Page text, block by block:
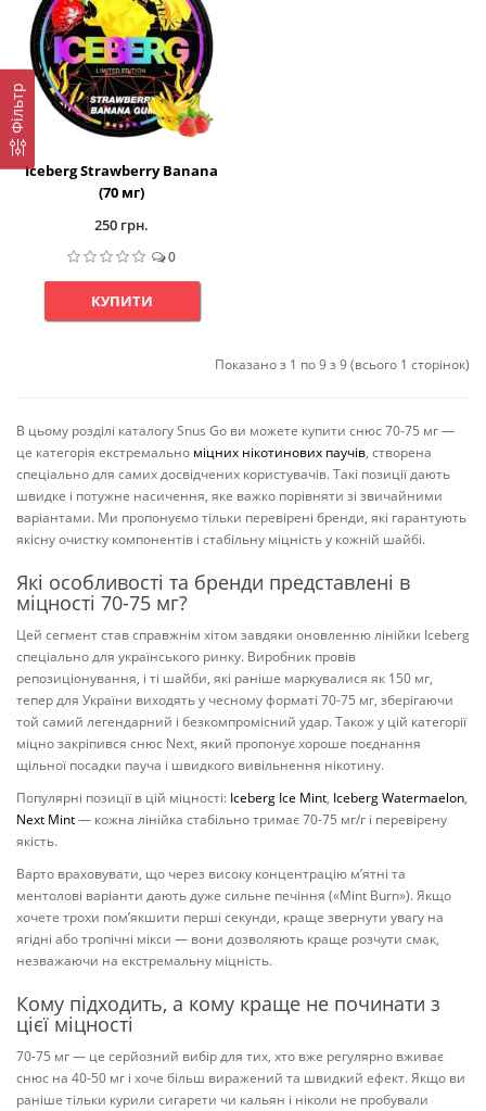
Фільтр
Iceberg Strawberry Banana
(70 мг)
250 грн.
0
КУПИТИ
Показано з 1 по 9 з 9 (всього 1 сторінок)
В цьому розділі каталогу Snus Go ви можете купити снюс 70-75 мг —
це категорія екстремально міцних нікотинових паучів, створена
спеціально для самих досвідчених користувачів. Такі позиції дають
швидке і потужне насичення, яке важко порівняти зі звичайними
варіантами. Ми пропонуємо тільки перевірені бренди, які гарантують
якісну очистку компонентів і стабільну міцність у кожній шайбі.
Які особливості та бренди представлені в
міцності 70-75 мг?
Цей сегмент став справжнім хітом завдяки оновленню лінійки Iceberg
спеціально для українського ринку. Виробник провів
репозиціонування, і ті шайби, які раніше маркувалися як 150 мг,
тепер для України виходять у чесному форматі 70-75 мг, зберігаючи
той самий легендарний і безкомпромісний удар. Також у цій категорії
міцно закріпився снюс Next, який пропонує хороше поєднання
щільної посадки пауча і швидкого вивільнення нікотину.
Популярні позиції в цій міцності: Iceberg Ice Mint, Iceberg Watermaelon,
Next Mint— кожна лінійка стабільно тримає 70-75 мг/г і перевірену
якість.
Варто враховувати, що через високу концентрацію м’ятні та
ментолові варіанти дають дуже сильне печіння («Mint Burn»). Якщо
хочете трохи пом’якшити перші секунди, краще звернути увагу на
ягідні або тропічні мікси — вони дозволяють краще розчути смак,
незважаючи на екстремальну міцність.
Кому підходить, а кому краще не починати з
цієї міцності
70-75 мг — це серйозний вибір для тих, хто вже регулярно вживає
снюс на 40-50 мг і хоче більш виражений та швидкий ефект. Якщо ви
раніше тільки курили сигарети чи кальян і ніколи не пробували